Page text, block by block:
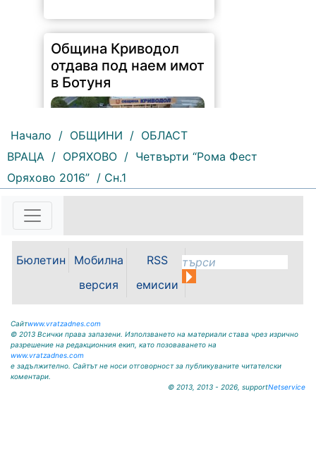
Община Криводол
отдава под наем имот
в Ботуня
153 | 2026-08-07 11:30:54
ВРАЦА 3060 гр. Криводол, ул.
„Освобождение” № 13, тел.
09117/20-45, e-mail:
krivodol@mbox.is-bg.net ОБЯВА
На основание чл. 8, ал. 4,
чл. 14, ал. 7 от ЗОС; чл. 92, ал. 1...
Начало / ОБЩИНИ / ОБЛАСТ
ВРАЦА / ОРЯХОВО / Четвърти “Рома Фест
Оряхово 2016” / Сн.1
Бюлетин
Мобилна
версия
RSS
емисии
Сайтwww.vratzadnes.com
© 2013 Всички права запазени. Използването на материали става чрез изрично
разрешение на редакционния екип, като позоваването на
www.vratzadnes.com
е задължително. Сайтът не носи отговорност за публикуваните читателски
коментари.
© 2013, 2013 - 2026, supportNetservice